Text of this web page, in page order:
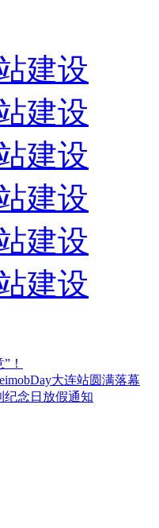
建设
建设
建设
建设
建设
建设
！
大连站圆满落幕
纪念日放假通知